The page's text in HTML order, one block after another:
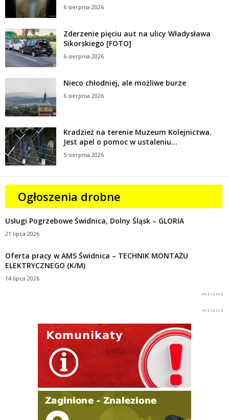
6 sierpnia 2026
Zderzenie pięciu aut na ulicy Władysława
Sikorskiego [FOTO]
6 sierpnia 2026
Nieco chłodniej, ale możliwe burze
6 sierpnia 2026
Kradzież na terenie Muzeum Kolejnictwa.
Jest apel o pomoc w ustaleniu...
5 sierpnia 2026
Ogłoszenia drobne
Usługi Pogrzebowe Świdnica, Dolny Śląsk – GLORIA
21 lipca 2026
Oferta pracy w AMS Świdnica – TECHNIK MONTAŻU
ELEKTRYCZNEGO (K/M)
14 lipca 2026